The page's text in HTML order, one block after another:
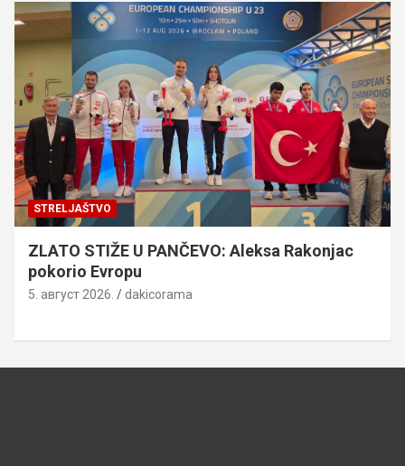
STRELJAŠTVO
ZLATO STIŽE U PANČEVO: Aleksa Rakonjac
pokorio Evropu
5. август 2026. dakicorama